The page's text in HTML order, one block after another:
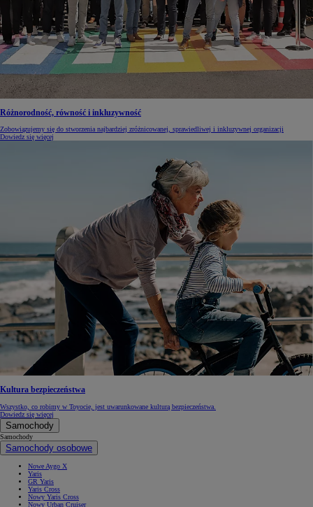
Różnorodność, równość i inkluzywność
Zobowiązujemy się do stworzenia najbardziej zróżnicowanej, sprawiedliwej i inkluzywnej organizacji
Dowiedz się więcej
Kultura bezpieczeństwa
Wszystko, co robimy w Toyocie, jest uwarunkowane kulturą bezpieczeństwa.
Dowiedz się więcej
Samochody
Samochody
Samochody osobowe
Nowe Aygo X
Yaris
GR Yaris
Yaris Cross
Nowy Yaris Cross
Nowy Urban Cruiser